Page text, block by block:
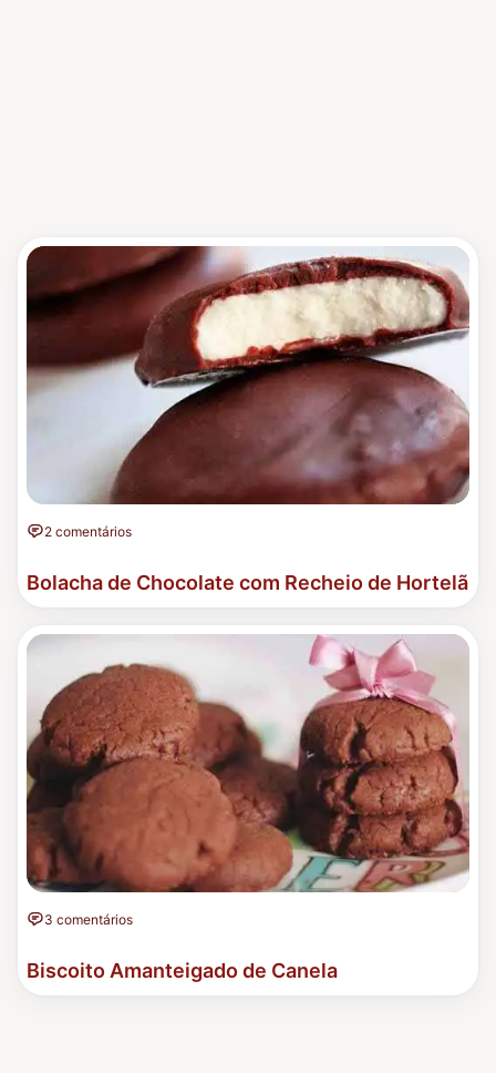
2 comentários
Bolacha de Chocolate com Recheio de Hortelã
3 comentários
Biscoito Amanteigado de Canela